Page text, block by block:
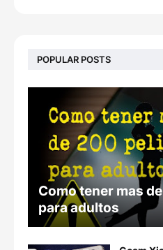
POPULAR POSTS
Como tener mas
para adultos